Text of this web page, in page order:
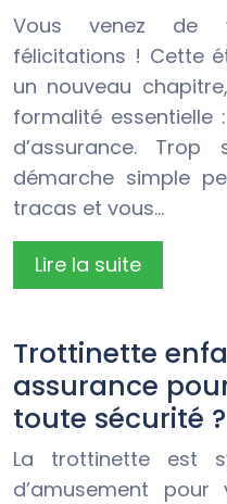
Vous venez de
félicitations ! Cette
un nouveau
formalité essentielle
d’assurance. Trop
démarche simple
tracas et vous…
Lire la suite
Trottinette
assurance
toute sécurité ?
La trottinette est
d’amusement